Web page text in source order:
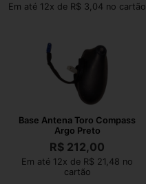
Em até 12x de R$ 3,04 no cartão
Base Antena Toro Compass
Argo Preto
R$ 212,00
Em até 12x de R$ 21,48 no
cartão